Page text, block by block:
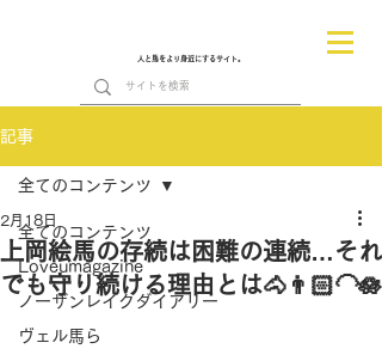
人と馬をより身近にするサイト。
記事
全てのコンテンツ
Loveumagazine
ノーザンレイクダイアリー
ヴェル馬ら
全てのコンテンツ
上岡絵馬の存続は困難の連続…それ
でも守り続ける理由とは🐴👨🏻‍🦲🪷
2月18日